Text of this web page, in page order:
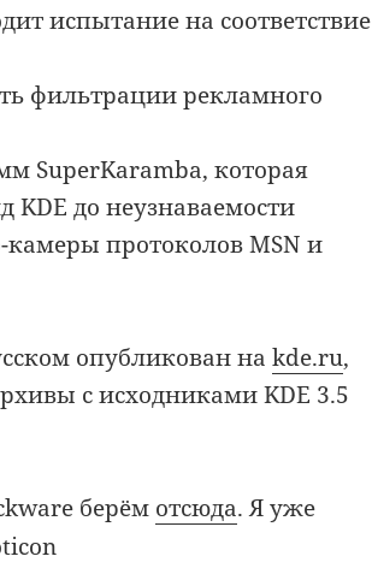
испытание на соответствие
фильтрации рекламного
SuperKaramba, которая
до неузнаваемости
камеры протоколов MSN и
опубликован наkde.ru,
с исходниками KDE 3.5
берём отсюда. Я уже